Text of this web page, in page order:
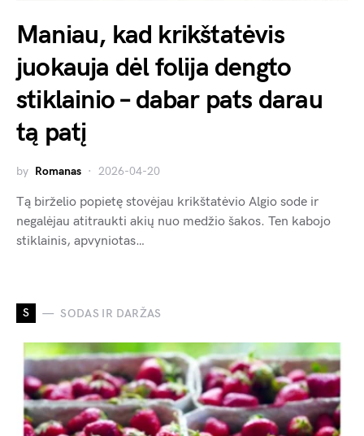
Maniau, kad krikštatėvis
juokauja dėl folija dengto
stiklainio – dabar pats darau
tą patį
by Romanas 2026-04-20
Tą birželio popietę stovėjau krikštatėvio Algio sode ir
negalėjau atitraukti akių nuo medžio šakos. Ten kabojo
stiklainis, apvyniotas…
S SODAS IR DARŽAS